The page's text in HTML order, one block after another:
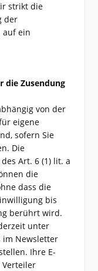
strikt die
der
auf ein
die Zusendung
von der
eigene
sofern Sie
Die
Art. 6 (1) lit. a
die
dass die
bis
berührt wird.
unter
im Newsletter
Ihre E-
Verteiler